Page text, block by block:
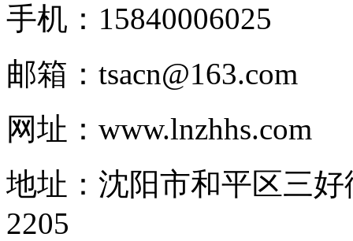
手机：15840006025
邮箱：tsacn@163.com
网址：www.lnzhhs.com
地址：沈阳市和平区三
2205